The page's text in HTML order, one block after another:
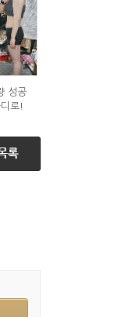
성공
로!